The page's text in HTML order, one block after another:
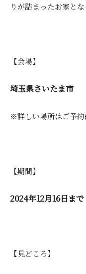
りが詰まったお家とな
【会場】
埼玉県さいたま市
※詳しい場所はご予
【期間】
2024年12月16日まで
【見どころ】